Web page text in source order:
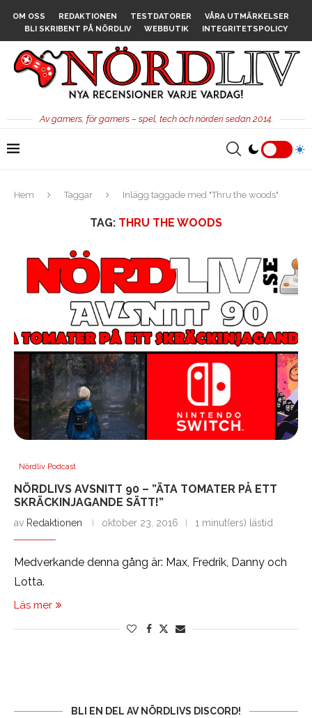
OM OSS REDAKTIONEN TESTDATORER
VÅRA UTMÄRKELSER
BLI SKRIBENT PÅ NÖRDLIV
WEBBUTIK INTEGRITETSPOLICY
Av gamers, för gamers – spel, tech och nörderi sedan 2014.
Hem Taggar Inlägg taggade med "Thru the woods"
TAG: THRU THE WOODS
Nördliv Podcast
NÖRDLIVS AVSNITT 90 – ”ÄTA TOMATER PÅ ETT
SKRÄCKINJAGANDE SÄTT!”
av Redaktionen oktober 23, 2016 1 minut(ers) lästid
Medverkande denna gång är: Max, Fredrik, Danny och
Lotta.
Läs mer
BLI EN DEL AV NÖRDLIVS DISCORD!